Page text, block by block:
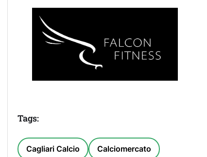
Tags:
Cagliari Calcio Calciomercato